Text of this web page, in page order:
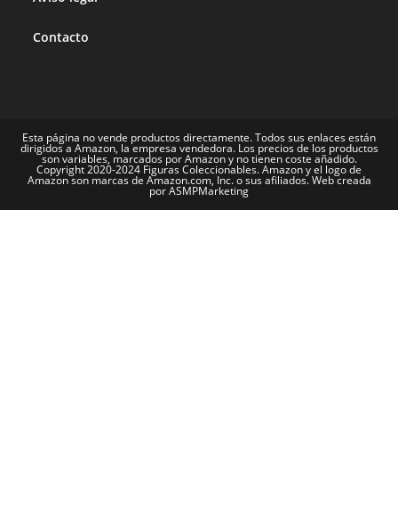
Contacto
Esta página no vende productos directamente. Todos sus enlaces están
dirigidos a Amazon, la empresa vendedora. Los precios de los productos
son variables, marcados por Amazon y no tienen coste añadido.
Copyright 2020-2024 Figuras Coleccionables. Amazon y el logo de
Amazon son marcas de Amazon.com, Inc. o sus afiliados. Web creada
por ASMPMarketing